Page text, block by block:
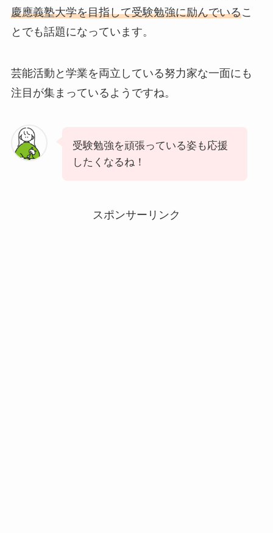
慶應義塾大学を目指して受験勉強に励んでいるこ
とでも話題になっています。
芸能活動と学業を両立している努力家な一面にも
注目が集まっているようですね。
受験勉強を頑張っている姿も応援
したくなるね！
スポンサーリンク